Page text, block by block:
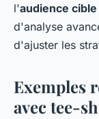
l'audience
d'analyse
d'ajuster les
Exemples
avec tee-